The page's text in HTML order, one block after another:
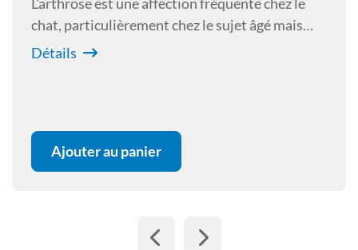
chat, particulièrement chez le sujet âgé mais
elle est souvent sous diagnostiquée car l'animal
particularités des lésions radiographiques en
font un défi diagnostique. Enfin, si les anti-
inflammatoires non stéroïdiens restent le
telle l’insuffisance rénale, rend également la
Détails
Ajouter au panier